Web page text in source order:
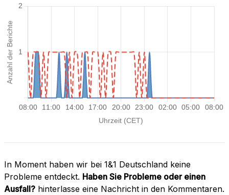
In Moment haben wir bei 1&1 Deutschland keine
Probleme entdeckt. Haben Sie Probleme oder einen
Ausfall? hinterlasse eine Nachricht in den Kommentaren.